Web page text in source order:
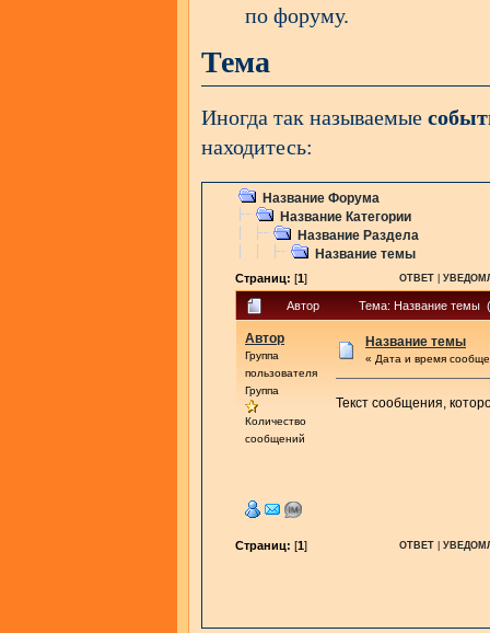
по форуму.
Тема
Иногда так называемые
находитесь:
Название Форума
Название Категории
Название Раздела
Название темы
Страниц: [1] ОТВЕТ|
Автор Тема: Название темы
Автор
Группа
пользователя
Группа
Количество
сообщений
Название темы
« Дата и время
Текст сообщения,
Страниц: [1] ОТВЕТ|